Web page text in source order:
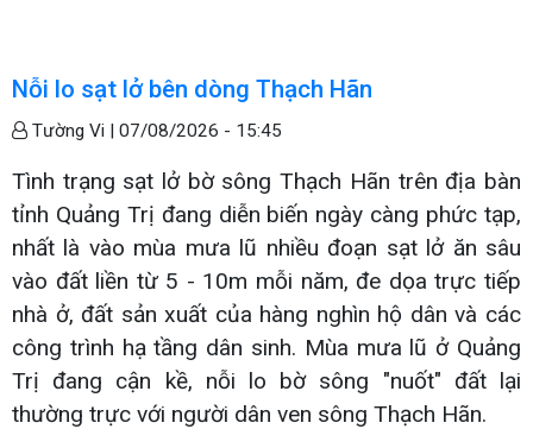
Nỗi lo sạt lở bên dòng Thạch Hãn
Tường Vi | 07/08/2026 - 15:45
Tình trạng sạt lở bờ sông Thạch Hãn trên địa bàn
tỉnh Quảng Trị đang diễn biến ngày càng phức tạp,
nhất là vào mùa mưa lũ nhiều đoạn sạt lở ăn sâu
vào đất liền từ 5 - 10m mỗi năm, đe dọa trực tiếp
nhà ở, đất sản xuất của hàng nghìn hộ dân và các
công trình hạ tầng dân sinh. Mùa mưa lũ ở Quảng
Trị đang cận kề, nỗi lo bờ sông "nuốt" đất lại
thường trực với người dân ven sông Thạch Hãn.